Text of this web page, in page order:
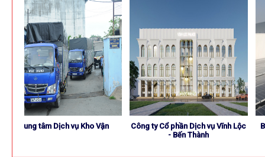
Trung tâm Dịch vụ Kho Vận
Công ty Cổ phần Dịch vụ Vĩnh Lộc
- Bến Thành